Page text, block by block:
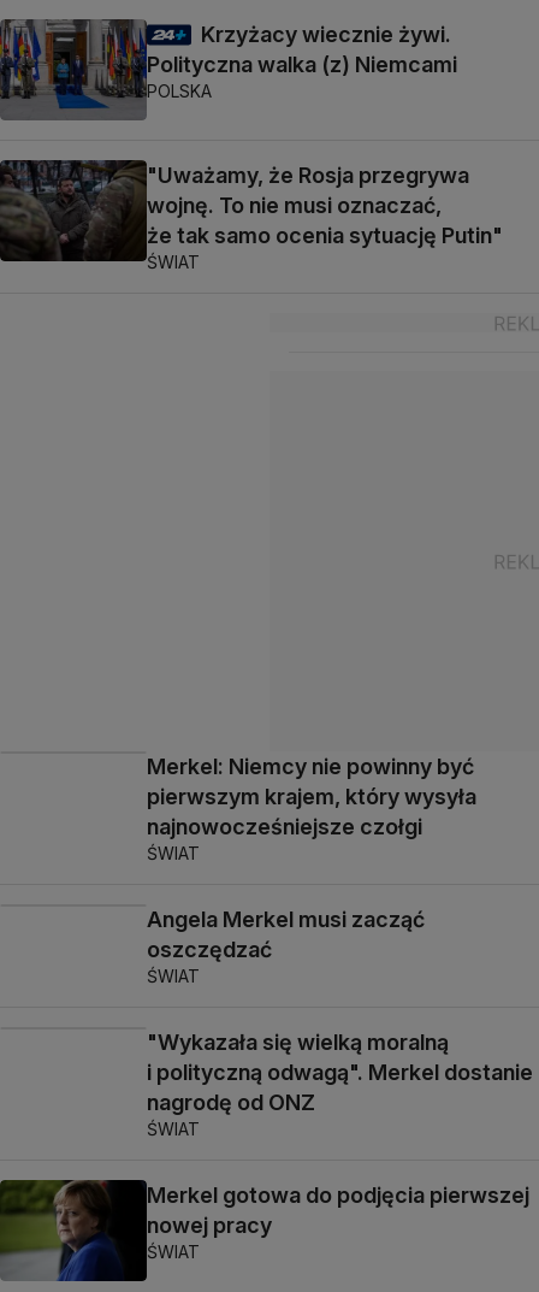
Krzyżacy wiecznie żywi.
Polityczna walka (z) Niemcami
POLSKA
"Uważamy, że Rosja przegrywa
wojnę. To nie musi oznaczać,
że tak samo ocenia sytuację Putin"
ŚWIAT
Merkel: Niemcy nie powinny być
pierwszym krajem, który wysyła
najnowocześniejsze czołgi
ŚWIAT
Angela Merkel musi zacząć
oszczędzać
ŚWIAT
"Wykazała się wielką moralną
i polityczną odwagą". Merkel dostanie
nagrodę od ONZ
ŚWIAT
Merkel gotowa do podjęcia pierwszej
nowej pracy
ŚWIAT